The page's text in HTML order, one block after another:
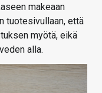
makeaan
tuotesivullaan, että
myötä, eikä
alla.